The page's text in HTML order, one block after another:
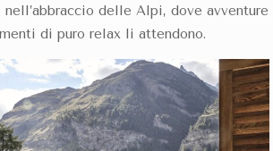
nell’abbraccio delle Alpi, dove avventure
di puro relax li attendono.